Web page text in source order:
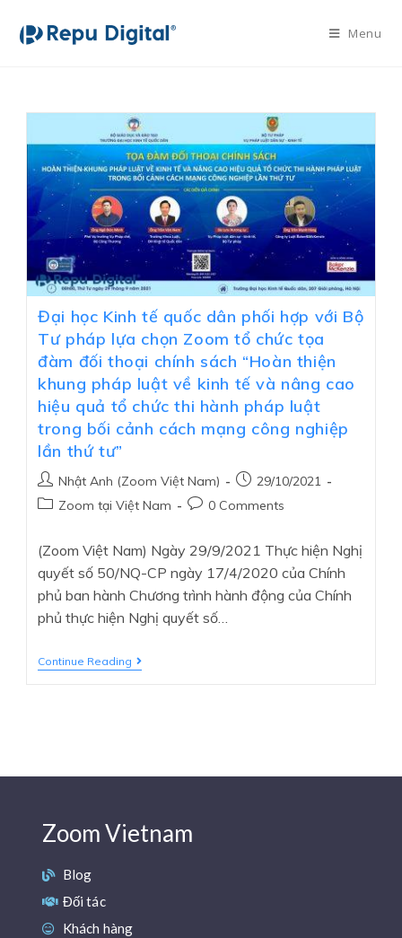
Menu
Đại học Kinh tế quốc dân phối hợp với Bộ
Tư pháp lựa chọn Zoom tổ chức tọa
đàm đối thoại chính sách “Hoàn thiện
khung pháp luật về kinh tế và nâng cao
hiệu quả tổ chức thi hành pháp luật
trong bối cảnh cách mạng công nghiệp
lần thứ tư”
Nhật Anh (Zoom Việt Nam)
29/10/2021
Zoom tại Việt Nam
0 Comments
(Zoom Việt Nam) Ngày 29/9/2021 Thực hiện Nghị
quyết số 50/NQ-CP ngày 17/4/2020 của Chính
phủ ban hành Chương trình hành động của Chính
phủ thực hiện Nghị quyết số…
Continue Reading
Zoom Vietnam
Blog
Đối tác
Khách hàng